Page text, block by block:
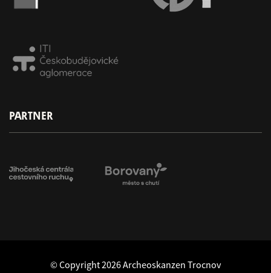
PARTNER
© Copyright 2026 Archeoskanzen Trocnov